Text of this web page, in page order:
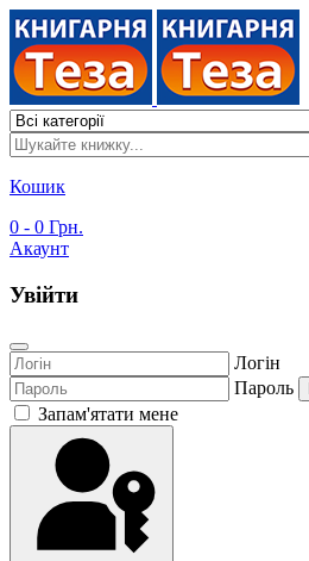
Кошик
0 - 0 Грн.
Акаунт
Увійти
Логін
Пароль
Запам'ятати мене